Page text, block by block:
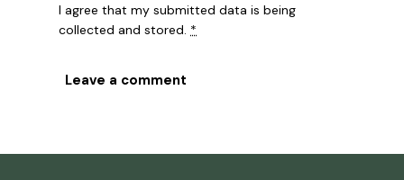
I agree that my submitted data is being
collected and stored. *